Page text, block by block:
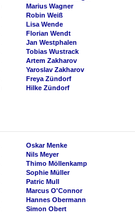
Marius Wagner
Robin Weiß
Lisa Wende
Florian Wendt
Jan Westphalen
Tobias Wustrack
Artem Zakharov
Yaroslav Zakharov
Freya Zündorf
Hilke Zündorf
Oskar Menke
Nils Meyer
Thimo Möllenkamp
Sophie Müller
Patric Mull
Marcus O'Connor
Hannes Obermann
Simon Obert